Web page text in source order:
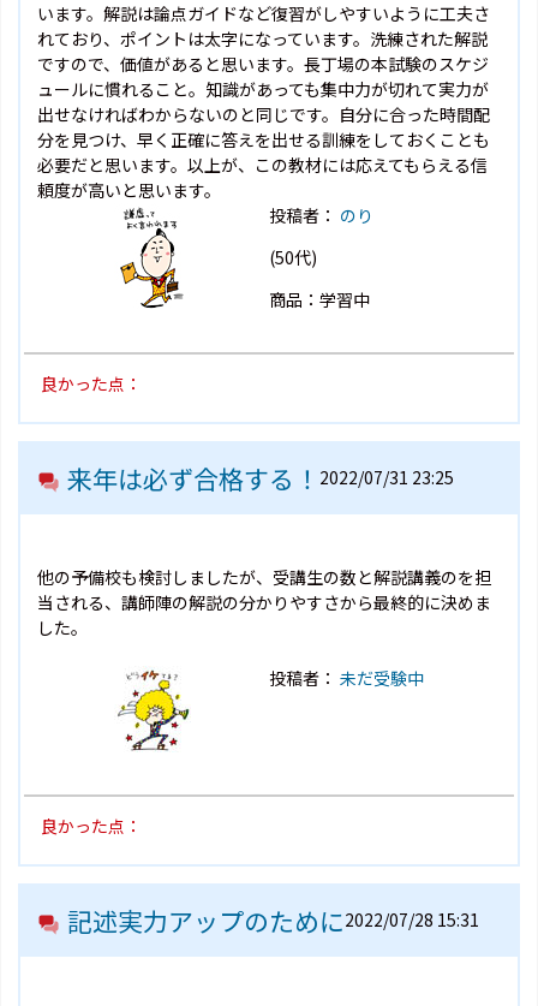
います。解説は論点ガイドなど復習がしやすいように工夫さ
れており、ポイントは太字になっています。洗練された解説
ですので、価値があると思います。長丁場の本試験のスケジ
ュールに慣れること。知識があっても集中力が切れて実力が
出せなければわからないのと同じです。自分に合った時間配
分を見つけ、早く正確に答えを出せる訓練をしておくことも
必要だと思います。以上が、この教材には応えてもらえる信
頼度が高いと思います。
投稿者： のり
(50代)
商品：学習中
良かった点：
来年は必ず合格する！ 2022/07/31 23:25
他の予備校も検討しましたが、受講生の数と解説講義のを担
当される、講師陣の解説の分かりやすさから最終的に決めま
した。
投稿者： 未だ受験中
良かった点：
記述実力アップのために2022/07/28 15:31